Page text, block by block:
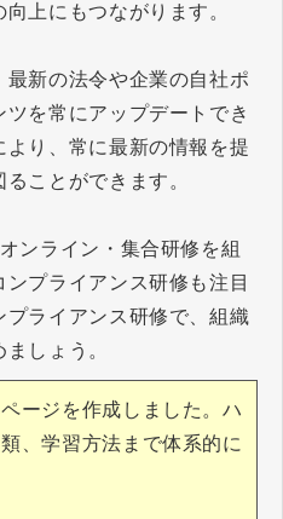
上にもつながります。
新の法令や企業の自社ポ
を常にアップデートでき
り、常に最新の情報を提
ことができます。
ンライン・集合研修を組
プライアンス研修も注目
プライアンス研修で、組織
しょう。
ージを作成しました。ハ
、学習方法まで体系的に